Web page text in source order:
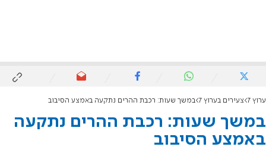
ערוץ 7 צעירים בערוץ 7 במשך שעות: רכבת ההרים נתקעה באמצע הסיבוב
במשך שעות: רכבת ההרים נתקעה
באמצע הסיבוב